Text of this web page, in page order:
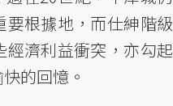
根據地，而仕紳階級
濟利益衝突，亦勾起
的回憶。